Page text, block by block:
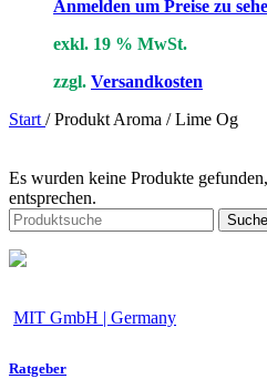
Anmelden um Preise zu
exkl. 19 % MwSt.
zzgl. Versandkosten
Start / Produkt Aroma / Lime Og
Es wurden keine Produkte
entsprechen.
Suche
MIT GmbH | Germany
Ratgeber